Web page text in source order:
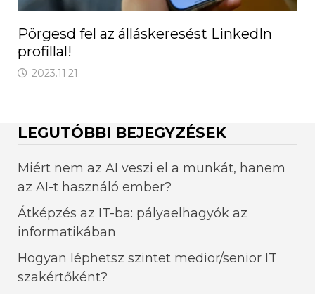
Pörgesd fel az álláskeresést LinkedIn
profillal!
2023.11.21.
LEGUTÓBBI BEJEGYZÉSEK
Miért nem az AI veszi el a munkát, hanem
az AI-t használó ember?
Átképzés az IT-ba: pályaelhagyók az
informatikában
Hogyan léphetsz szintet medior/senior IT
szakértőként?